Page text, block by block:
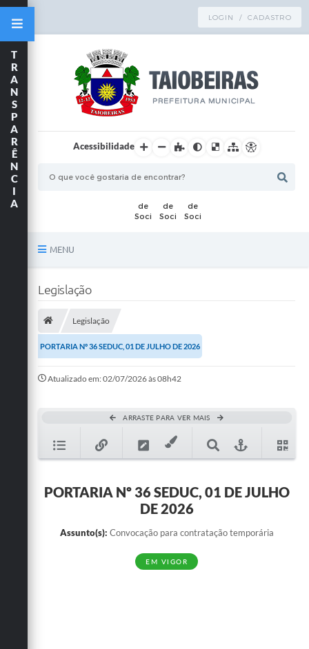
LOGIN / CADASTRO
Acessibilidade
MENU
Publicações
A Prefeitura
Ouvidoria
Legislação
T
R
A
N
S
P
A
R
Ê
N
C
I
A
Legislação
Legislação
PORTARIA Nº 36 SEDUC, 01 DE JULHO DE 2026
Atualizado em: 02/07/2026 às 08h42
ARRASTE PARA VER MAIS
PORTARIA Nº 36 SEDUC, 01 DE JULHO
DE 2026
Assunto(s): Convocação para contratação temporária
EM VIGOR